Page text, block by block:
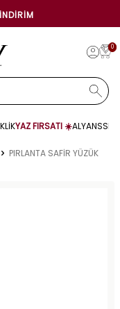
0
YAZ FIRSATI ☀️ALYANS
PIRLANTA SAFİR YÜZÜK